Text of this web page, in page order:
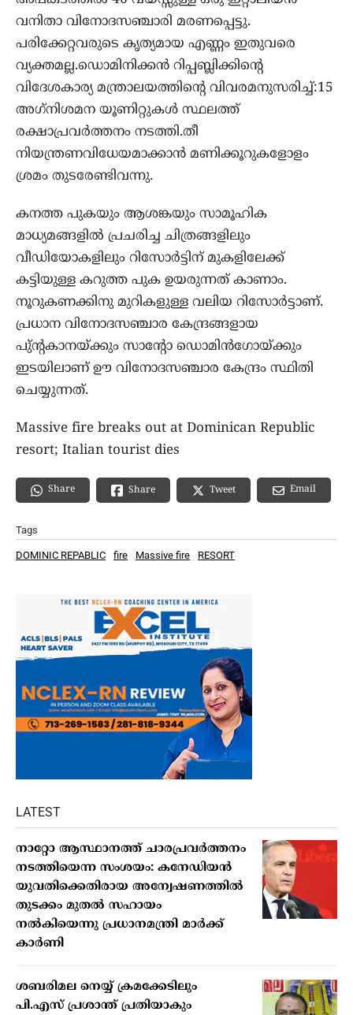
വനിതാ വിനോദസഞ്ചാരി മരണപ്പെട്ടു.
പരിക്കേറ്റവരുടെ കൃത്യമായ എണ്ണം ഇതുവരെ
വ്യക്തമല്ല.ഡൊമിനിക്കന്‍ റിപ്പബ്ലിക്കിന്റെ
വിദേശകാര്യ മന്ത്രാലയത്തിന്റെ വിവരമനുസരിച്ച്:15
അഗ്‌നിശമന യൂണിറ്റുകള്‍ സ്ഥലത്ത്
രക്ഷാപ്രവര്‍ത്തനം നടത്തി.തീ
നിയന്ത്രണവിധേയമാക്കാന്‍ മണിക്കൂറുകളോളം
ശ്രമം തുടരേണ്ടിവന്നു.
കനത്ത പുകയും ആശങ്കയും സാമൂഹിക
മാധ്യമങ്ങളില്‍ പ്രചരിച്ച ചിത്രങ്ങളിലും
വീഡിയോകളിലും റിസോര്‍ട്ടിന് മുകളിലേക്ക്
കട്ടിയുള്ള കറുത്ത പുക ഉയരുന്നത് കാണാം.
നൂറുകണക്കിനു മുറികളുള്ള വലിയ റിസോര്‍ട്ടാണ്.
പ്രധാന വിനോദസഞ്ചാര കേന്ദ്രങ്ങളായ
പു്ന്റകാനയ്ക്കും സാന്റോ ഡൊമിന്‍ഗോയ്ക്കും
ഇടയിലാണ് ഊ വിനോദസഞ്ചാര കേന്ദ്രം സ്ഥിതി
ചെയ്യുന്നത്.
Massive fire breaks out at Dominican Republic
resort; Italian tourist dies
Share Share Tweet Email
Tags
DOMINIC REPABLIC fire Massive fire RESORT
LATEST
നാറ്റോ ആസ്ഥാനത്ത് ചാരപ്രവര്‍ത്തനം
നടത്തിയെന്ന സംശയം: കനേഡിയന്‍
യുവതിക്കെതിരായ അന്വേഷണത്തില്‍
തുടക്കം മുതല്‍ സഹായം
നല്‍കിയെന്നു പ്രധാനമന്ത്രി മാര്‍ക്ക്
കാര്‍ണി
ശബരിമല നെയ്യ് ക്രമക്കേടിലും
പി.എസ് പ്രശാന്ത് പ്രതിയാകും